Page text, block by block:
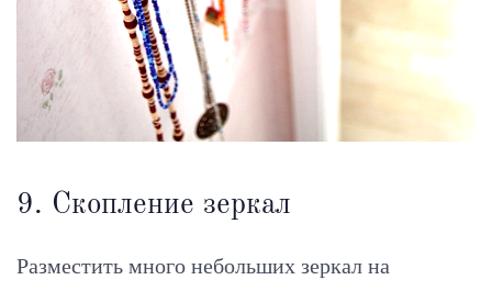
9. Скопление зеркал
Разместить много небольших зеркал на